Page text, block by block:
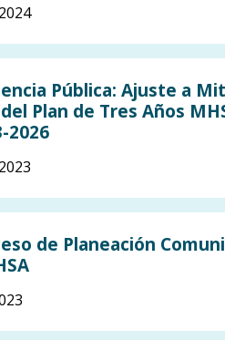
Pública: Ajuste a
Plan de Tres Años
2026
de Planeación